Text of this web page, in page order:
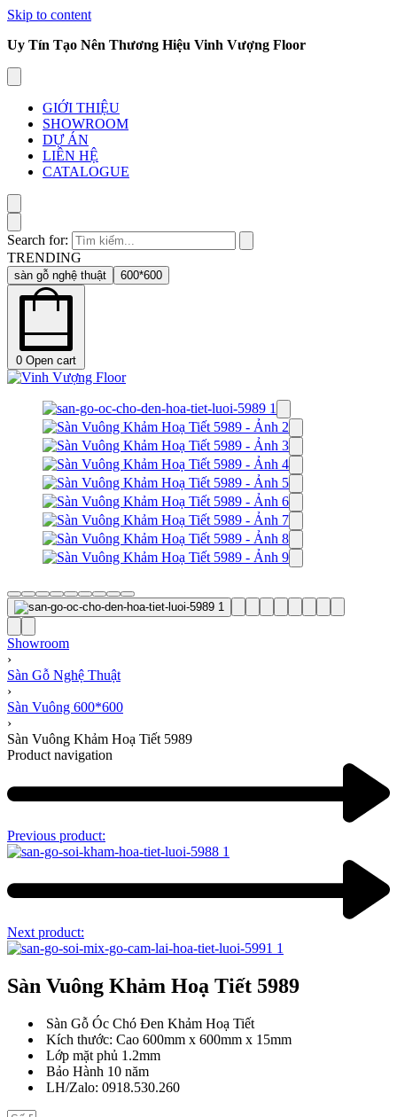
Skip to content
Uy Tín Tạo Nên Thương Hiệu Vinh Vượng Floor
GIỚI THIỆU
SHOWROOM
DỰ ÁN
LIÊN HỆ
CATALOGUE
Search for:
TRENDING
sàn gỗ nghệ thuật 600*600
0 Open cart
Showroom
›
Sàn Gỗ Nghệ Thuật
›
Sàn Vuông 600*600
›
Sàn Vuông Khảm Hoạ Tiết 5989
Product navigation
Previous product:
Next product:
Sàn Vuông Khảm Hoạ Tiết 5989
Sàn Gỗ Óc Chó Đen Khảm Hoạ Tiết
Kích thước: Cao 600mm x 600mm x 15mm
Lớp mặt phủ 1.2mm
Bảo Hành 10 năm
LH/Zalo: 0918.530.260